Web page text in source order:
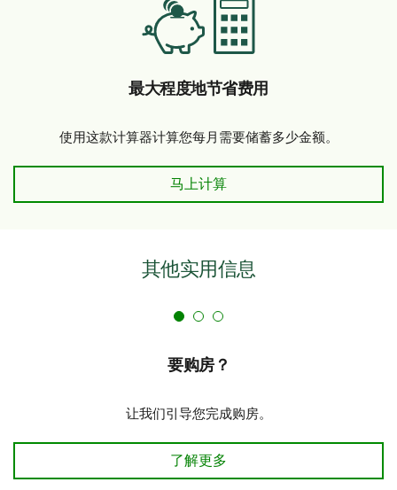
最大程度地节省费用
使用这款计算器计算您每月需要储蓄多少金额。
最大程度地节省费用-立即计算
马上计算
其他实用信息
要购房？
让我们引导您完成购房。
购买房屋-了解详情
了解更多